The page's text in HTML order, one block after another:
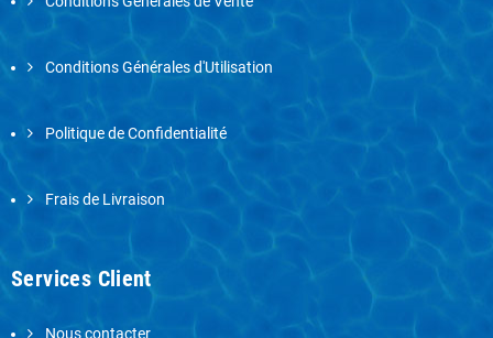
Conditions Générales d'Utilisation
Politique de Confidentialité
Frais de Livraison
Services Client
Nous contacter